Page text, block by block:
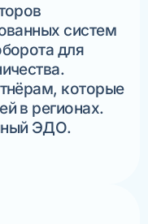
систем
для
которые
в регионах.
ЭДО.